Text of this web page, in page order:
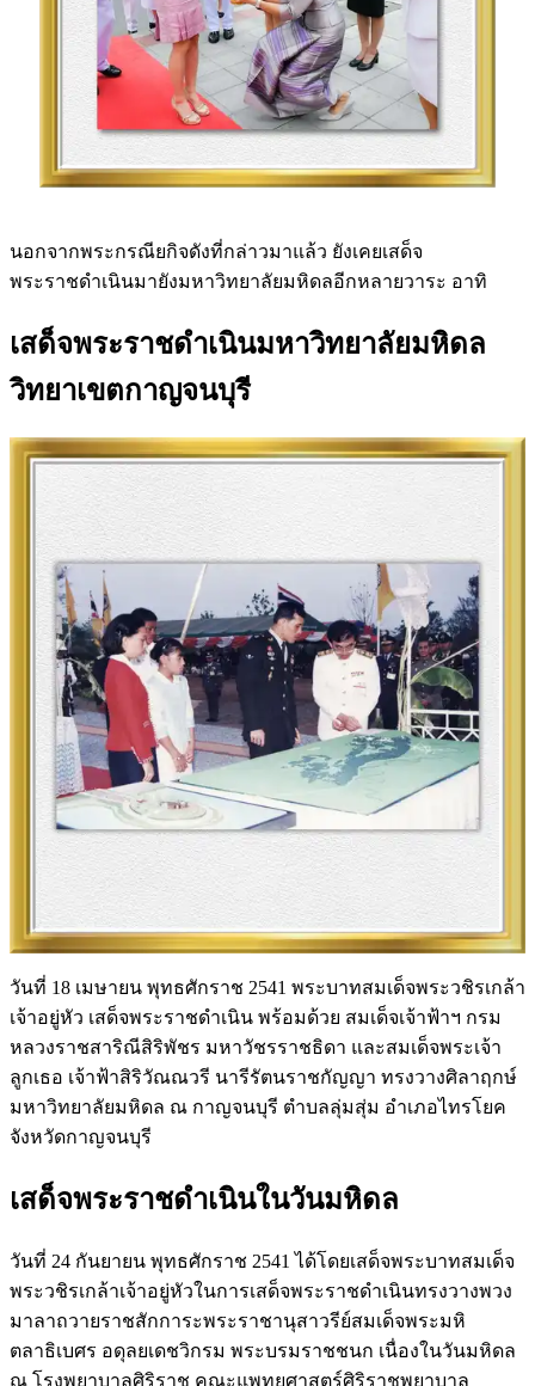
นอกจากพระกรณียกิจดังที่กล่าวมาแล้ว ยังเคยเสด็จ
พระราชดำเนินมายังมหาวิทยาลัยมหิดลอีกหลายวาระ อาทิ
เสด็จพระราชดำเนินมหาวิทยาลัยมหิดล
วิทยาเขตกาญจนบุรี
วันที่ 18 เมษายน พุทธศักราช 2541 พระบาทสมเด็จพระวชิรเกล้า
เจ้าอยู่หัว เสด็จพระราชดำเนิน พร้อมด้วย สมเด็จเจ้าฟ้าฯ กรม
หลวงราชสาริณีสิริพัชร มหาวัชรราชธิดา และสมเด็จพระเจ้า
ลูกเธอ เจ้าฟ้าสิริวัณณวรี นารีรัตนราชกัญญา ทรงวางศิลาฤกษ์
มหาวิทยาลัยมหิดล ณ กาญจนบุรี ตำบลลุ่มสุ่ม อำเภอไทรโยค
จังหวัดกาญจนบุรี
เสด็จพระราชดำเนินในวันมหิดล
วันที่ 24 กันยายน พุทธศักราช 2541 ได้โดยเสด็จพระบาทสมเด็จ
พระวชิรเกล้าเจ้าอยู่หัวในการเสด็จพระราชดำเนินทรงวางพวง
มาลาถวายราชสักการะพระราชานุสาวรีย์สมเด็จพระมหิ
ตลาธิเบศร อดุลยเดชวิกรม พระบรมราชชนก เนื่องในวันมหิดล
ณ โรงพยาบาลศิริราช คณะแพทยศาสตร์ศิริราชพยาบาล